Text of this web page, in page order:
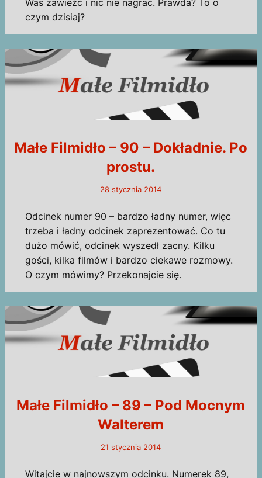
Was zawieźć i nic nie nagrać. Prawda? To o
czym dzisiaj?
Małe Filmidło – 90 – Dokładnie. Po
prostu.
28 stycznia 2014
Odcinek numer 90 – bardzo ładny numer, więc
trzeba i ładny odcinek zaprezentować. Co tu
dużo mówić, odcinek wyszedł zacny. Kilku
gości, kilka filmów i bardzo ciekawe rozmowy.
O czym mówimy? Przekonajcie się.
Małe Filmidło – 89 – Pod Mocnym
Walterem
21 stycznia 2014
Witajcie w najnowszym odcinku. Numerek 89,